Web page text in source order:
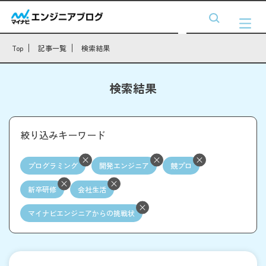
Top 記事一覧 検索結果
検索結果
絞り込みキーワード
プログラミング 開発エンジニア 競プロ
新卒研修 会社生活
マイナビエンジニアからの挑戦状